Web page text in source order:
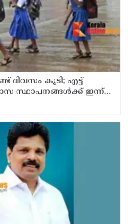
ദിവസം കൂടി; എട്ട്
സ്ഥാപനങ്ങള്‍ക്ക് ഇന്ന്